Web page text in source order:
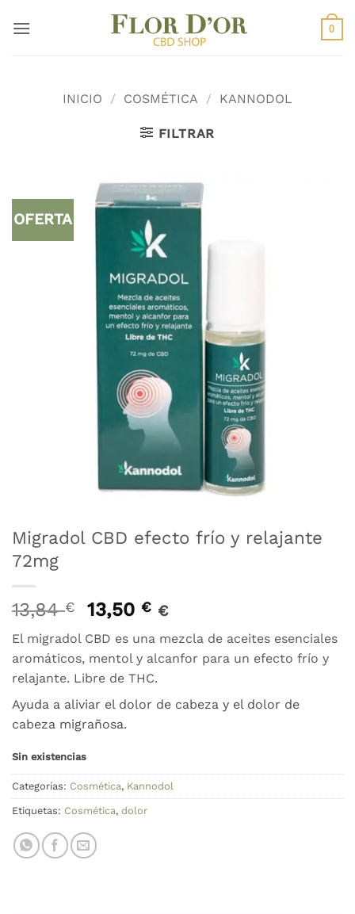
0
INICIO / COSMÉTICA / KANNODOL
FILTRAR
OFERTA
Migradol CBD efecto frío y relajante
72mg
13,84€
El
original
era:
13,84 €.
13,50 €El
precio
actual
es:
13,50 €.
€
El migradol CBD es una mezcla de aceites esenciales
aromáticos, mentol y alcanfor para un efecto frío y
relajante. Libre de THC.
Ayuda a aliviar el dolor de cabeza y el dolor de
cabeza migrañosa.
Sin existencias
Categorías: Cosmética, Kannodol
Etiquetas: Cosmética, dolor